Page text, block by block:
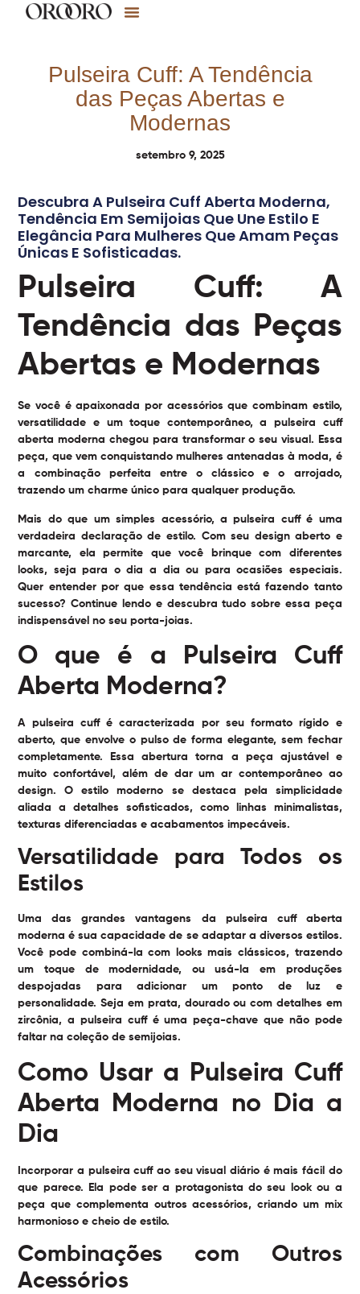
Pulseira Cuff: A Tendência
das Peças Abertas e
Modernas
setembro 9, 2025
Descubra A Pulseira Cuff Aberta Moderna,
Tendência Em Semijoias Que Une Estilo E
Elegância Para Mulheres Que Amam Peças
Únicas E Sofisticadas.
Pulseira Cuff: A
Tendência das Peças
Abertas e Modernas
Se você é apaixonada por acessórios que combinam estilo,
versatilidade e um toque contemporâneo, a pulseira cuff
aberta moderna chegou para transformar o seu visual. Essa
peça, que vem conquistando mulheres antenadas à moda, é
a combinação perfeita entre o clássico e o arrojado,
trazendo um charme único para qualquer produção.
Mais do que um simples acessório, a pulseira cuff é uma
verdadeira declaração de estilo. Com seu design aberto e
marcante, ela permite que você brinque com diferentes
looks, seja para o dia a dia ou para ocasiões especiais.
Quer entender por que essa tendência está fazendo tanto
sucesso? Continue lendo e descubra tudo sobre essa peça
indispensável no seu porta-joias.
O que é a Pulseira Cuff
Aberta Moderna?
A pulseira cuff é caracterizada por seu formato rígido e
aberto, que envolve o pulso de forma elegante, sem fechar
completamente. Essa abertura torna a peça ajustável e
muito confortável, além de dar um ar contemporâneo ao
design. O estilo moderno se destaca pela simplicidade
aliada a detalhes sofisticados, como linhas minimalistas,
texturas diferenciadas e acabamentos impecáveis.
Versatilidade para Todos os
Estilos
Uma das grandes vantagens da pulseira cuff aberta
moderna é sua capacidade de se adaptar a diversos estilos.
Você pode combiná-la com looks mais clássicos, trazendo
um toque de modernidade, ou usá-la em produções
despojadas para adicionar um ponto de luz e
personalidade. Seja em prata, dourado ou com detalhes em
zircônia, a pulseira cuff é uma peça-chave que não pode
faltar na coleção de semijoias.
Como Usar a Pulseira Cuff
Aberta Moderna no Dia a
Dia
Incorporar a pulseira cuff ao seu visual diário é mais fácil do
que parece. Ela pode ser a protagonista do seu look ou a
peça que complementa outros acessórios, criando um mix
harmonioso e cheio de estilo.
Combinações com Outros
Acessórios